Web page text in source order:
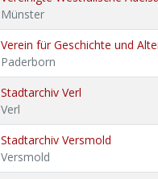
Münster
Verein für Geschichte und
Paderborn
Stadtarchiv Verl
Verl
Stadtarchiv Versmold
Versmold